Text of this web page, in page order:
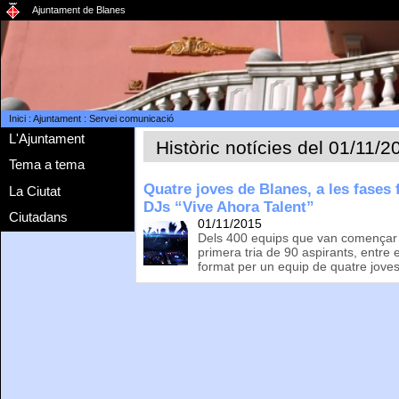
Ajuntament de Blanes
Inici: Ajuntament: Servei comunicació
L'Ajuntament
Tema a tema
La Ciutat
Ciutadans
Històric notícies del 01/11/
Quatre joves de Blanes, a les
DJs “Vive Ahora Talent”
01/11/2015
Dels 400 equips que van
primera tria de 90 aspirants, entre
format per un equip de quatre